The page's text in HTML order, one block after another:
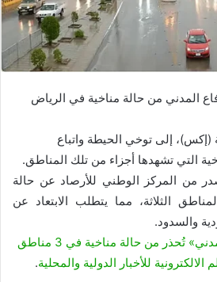
المدني من حالة مناخية في الرياض
إلى توخي الحيطة واتباع
التي تشهدها أجزاء من تلك المناطق.
من المركز الوطني للأرصاد عن حالة
الثلاثة، مما يتطلب الابتعاد عن
والسدود.
تُحذر من حالة مناخية في 3 مناطق
للأخبار الدولية والمحلية.